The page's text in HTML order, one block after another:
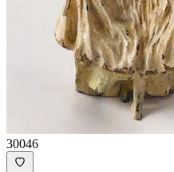
30046